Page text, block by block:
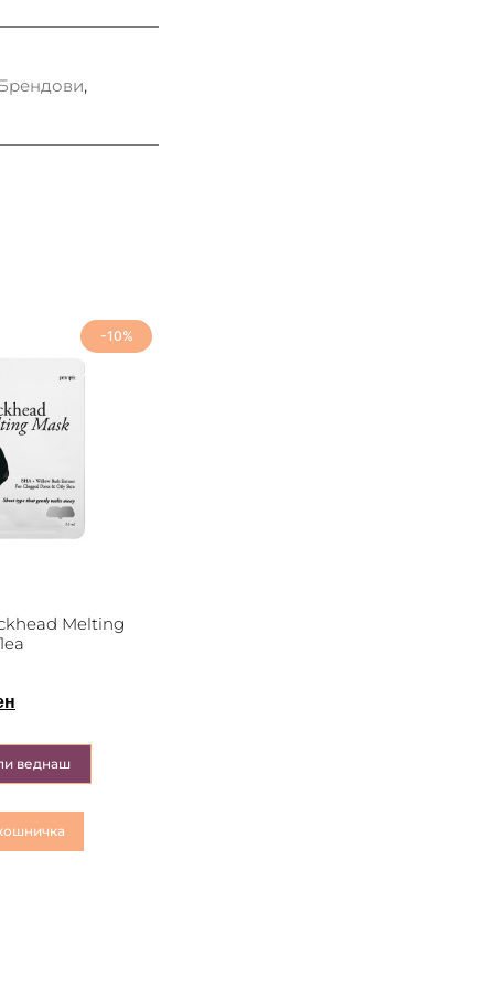
,
-10%
Melting
веднаш